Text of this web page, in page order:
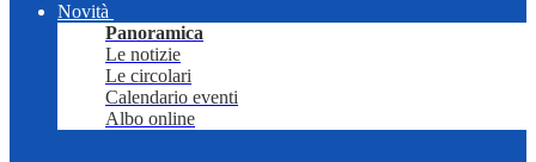
Novità
Panoramica
Le notizie
Le circolari
Calendario eventi
Albo online